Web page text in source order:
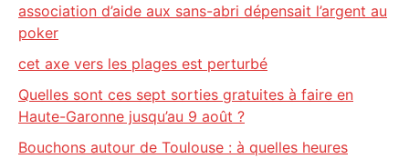
association d’aide aux sans-abri dépensait l’argent au
poker
cet axe vers les plages est perturbé
Quelles sont ces sept sorties gratuites à faire en
Haute-Garonne jusqu’au 9 août ?
Bouchons autour de Toulouse : à quelles heures